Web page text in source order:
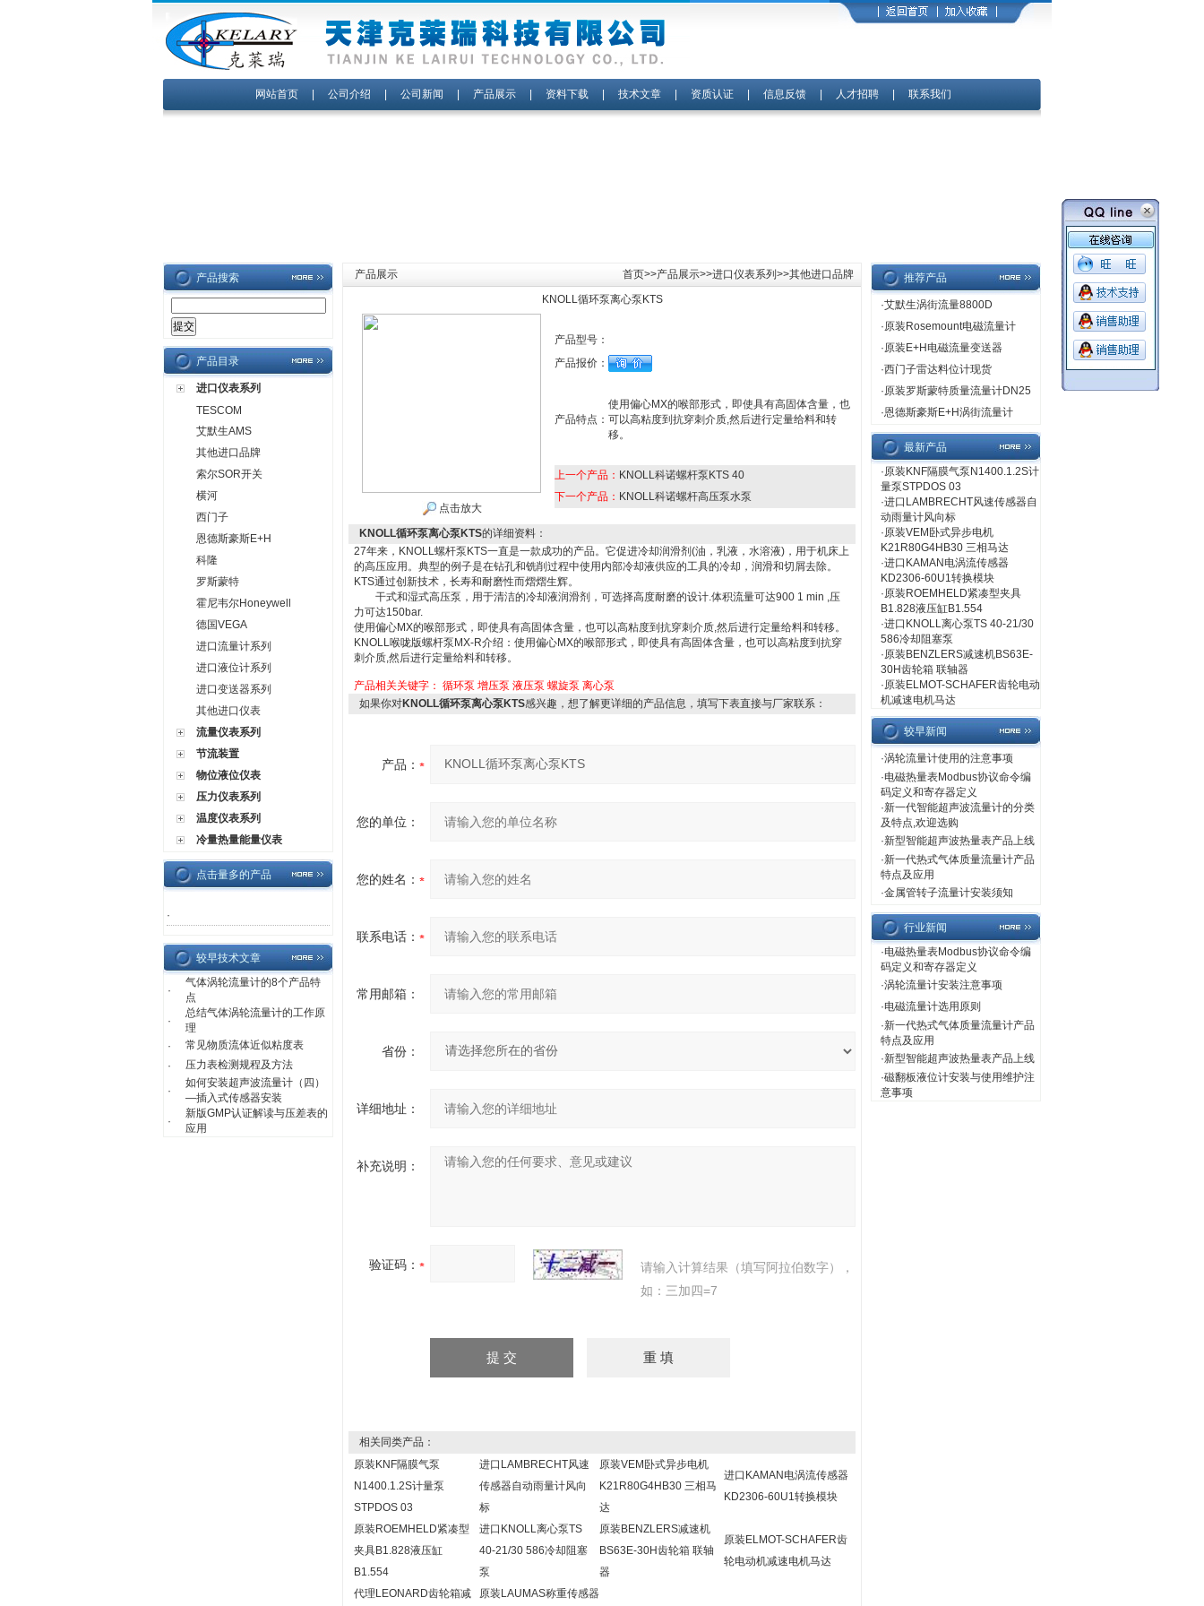
网站首页| 公司介绍 公司新闻 产品展示| 资料下载| 技术文章| 资质认证| 信息反馈| 人才招聘| 联系我们
产品搜索
产品目录
进口仪表系列
TESCOM
艾默生AMS
其他进口品牌
索尔SOR开关
横河
西门子
恩德斯豪斯E+H
科隆
罗斯蒙特
霍尼韦尔Honeywell
德国VEGA
进口流量计系列
进口液位计系列
进口变送器系列
其他进口仪表
流量仪表系列
节流装置
物位液位仪表
压力仪表系列
温度仪表系列
冷量热量能量仪表
点击量多的产品
·
较早技术文章
·
气体涡轮流量计的8个产品特
点
·
总结气体涡轮流量计的工作原
理
·
常见物质流体近似粘度表
·
压力表检测规程及方法
·
如何安装超声波流量计（四）
—插入式传感器安装
·
新版GMP认证解读与压差表的
应用
产品展示 首页>>产品展示>>进口仪表系列 >>其他进口品牌
KNOLL循环泵离心泵KTS
点击放大
产品型号：
产品报价：
产品特点：
使用偏心MX的喉部形式，即使具有高固体含量，也
可以高粘度到抗穿刺介质,然后进行定量给料和转
移。
上一个产品： KNOLL科诺螺杆泵KTS 40
下一个产品： KNOLL科诺螺杆高压泵水泵
KNOLL循环泵离心泵KTS的详细资料：
27年来，KNOLL螺杆泵KTS一直是一款成功的产品。它促进冷却润滑剂(油，乳液，水溶液)，用于机床上
的高压应用。典型的例子是在钻孔和铣削过程中使用内部冷却液供应的工具的冷却，润滑和切屑去除。
KTS通过创新技术，长寿和耐磨性而熠熠生辉。
干式和湿式高压泵，用于清洁的冷却液润滑剂，可选择高度耐磨的设计.体积流量可达900 1 min ,压
力可达150bar.
使用偏心MX的喉部形式，即使具有高固体含量，也可以高粘度到抗穿刺介质,然后进行定量给料和转移。
KNOLL喉咙版螺杆泵MX-R介绍：使用偏心MX的喉部形式，即使具有高固体含量，也可以高粘度到抗穿
刺介质,然后进行定量给料和转移。
产品相关关键字： 循环泵 增压泵 液压泵 螺旋泵 离心泵
如果你对KNOLL循环泵离心泵KTS感兴趣，想了解更详细的产品信息，填写下表直接与厂家联系：
产品：
您的单位：
您的姓名：
联系电话：
常用邮箱：
省份：
详细地址：
补充说明：
验证码：
请输入计算结果（填写阿拉伯数字），
如：三加四=7
相关同类产品：
原装KNF隔膜气泵
N1400.1.2S计量泵
STPDOS 03
进口LAMBRECHT风速
传感器自动雨量计风向
标
原装VEM卧式异步电机
K21R80G4HB30 三相马
达
进口KAMAN电涡流传感器
KD2306-60U1转换模块
原装ROEMHELD紧凑型
夹具B1.828液压缸
B1.554
进口KNOLL离心泵TS
40-21/30 586冷却阻塞
泵
原装BENZLERS减速机
BS63E-30H齿轮箱 联轴
器
原装ELMOT-SCHAFER齿
轮电动机减速电机马达
代理LEONARD齿轮箱减 原装LAUMAS称重传感器
推荐产品
·艾默生涡街流量8800D
·原装Rosemount电磁流量计
·原装E+H电磁流量变送器
·西门子雷达料位计现货
·原装罗斯蒙特质量流量计DN25
·恩德斯豪斯E+H涡街流量计
最新产品
·原装KNF隔膜气泵N1400.1.2S计
量泵STPDOS 03
·进口LAMBRECHT风速传感器自
动雨量计风向标
·原装VEM卧式异步电机
K21R80G4HB30 三相马达
·进口KAMAN电涡流传感器
KD2306-60U1转换模块
·原装ROEMHELD紧凑型夹具
B1.828液压缸B1.554
·进口KNOLL离心泵TS 40-21/30
586冷却阻塞泵
·原装BENZLERS减速机BS63E-
30H齿轮箱 联轴器
·原装ELMOT-SCHAFER齿轮电动
机减速电机马达
较早新闻
·涡轮流量计使用的注意事项
·电磁热量表Modbus协议命令编
码定义和寄存器定义
·新一代智能超声波流量计的分类
及特点,欢迎选购
·新型智能超声波热量表产品上线
·新一代热式气体质量流量计产品
特点及应用
·金属管转子流量计安装须知
行业新闻
·电磁热量表Modbus协议命令编
码定义和寄存器定义
·涡轮流量计安装注意事项
·电磁流量计选用原则
·新一代热式气体质量流量计产品
特点及应用
·新型智能超声波热量表产品上线
·磁翻板液位计安装与使用维护注
意事项